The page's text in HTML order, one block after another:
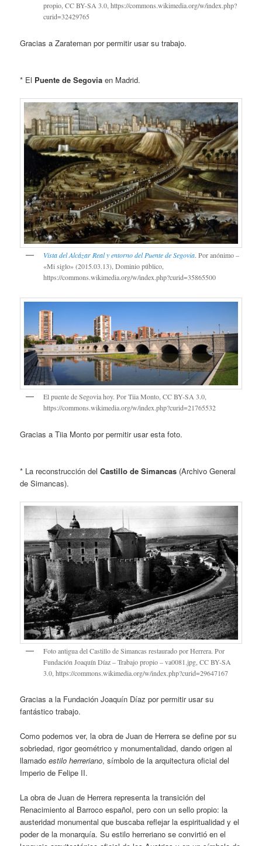
propio, CC BY-SA 3.0, https://commons.wikimedia.org/w/index.php?
curid=32429765
Gracias a Zarateman por permitir usar su trabajo.
* El Puente de Segovia en Madrid.
Vista del Alcázar Real y entorno del Puente de Segovia. Por anónimo –
«Mi siglo» (2015.03.13), Dominio público,
https://commons.wikimedia.org/w/index.php?curid=35865500
El puente de Segovia hoy. Por Tiia Monto, CC BY-SA 3.0,
https://commons.wikimedia.org/w/index.php?curid=21765532
Gracias a Tiia Monto por permitir usar esta foto.
* La reconstrucción delCastillo de Simancas (Archivo General
de Simancas).
Foto antigua del Castillo de Simancas restaurado por Herrera. Por
Fundación Joaquín Díaz – Trabajo propio – va0081.jpg, CC BY-SA
3.0, https://commons.wikimedia.org/w/index.php?curid=29647167
Gracias a la Fundación Joaquín Díaz por permitir usar su
fantástico trabajo.
Como podemos ver, la obra de Juan de Herrera se define por su
sobriedad, rigor geométrico y monumentalidad, dando origen al
llamadoestilo herreriano, símbolo de la arquitectura oficial del
Imperio de Felipe II.
La obra de Juan de Herrera representa la transición del
Renacimiento al Barroco español, pero con un sello propio: la
austeridad monumental que buscaba reflejar la espiritualidad y el
poder de la monarquía. Su estilo herreriano se convirtió en el